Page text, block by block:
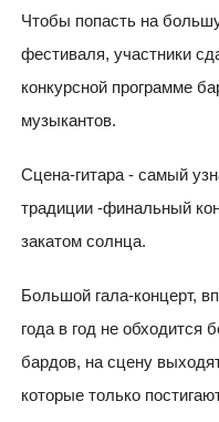
Чтобы попасть на
фестиваля, участники
конкурсной программе
музыкантов.
Сцена-гитара - самый
традиции -финальный
закатом солнца.
Большой гала-концерт,
года в год не обходится
бардов, на сцену
которые только